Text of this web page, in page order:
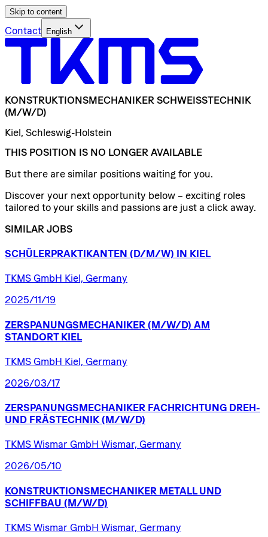
Skip to content
Contact English
KONSTRUKTIONSMECHANIKER SCHWEISSTECHNIK
(M/W/D)
Kiel, Schleswig-Holstein
THIS POSITION IS NO LONGER AVAILABLE
But there are similar positions waiting for you.
Discover your next opportunity below – exciting roles
tailored to your skills and passions are just a click away.
SIMILAR JOBS
SCHÜLERPRAKTIKANTEN (D/​M/​W) IN KIEL
TKMS GmbH Kiel, Germany
2025/11/19
ZERSPANUNGSMECHANIKER (M/W/D) AM
STANDORT KIEL
TKMS GmbH Kiel, Germany
2026/03/17
ZERSPANUNGSMECHANIKER FACHRICHTUNG DREH-
UND FRÄSTECHNIK (M/W/D)
TKMS Wismar GmbH Wismar, Germany
2026/05/10
KONSTRUKTIONSMECHANIKER METALL UND
SCHIFFBAU (M/W/D)
TKMS Wismar GmbH Wismar, Germany